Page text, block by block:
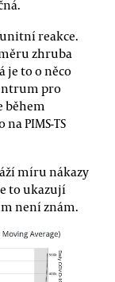
reakce.
zhruba
je to o něco
pro
během
PIMS-TS
míru nákazy
to ukazují
není znám.